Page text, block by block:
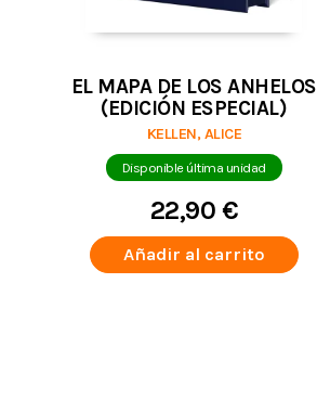
EL MAPA DE LOS ANHELOS
(EDICIÓN ESPECIAL)
KELLEN, ALICE
Disponible última unidad
22,90 €
Añadir al carrito